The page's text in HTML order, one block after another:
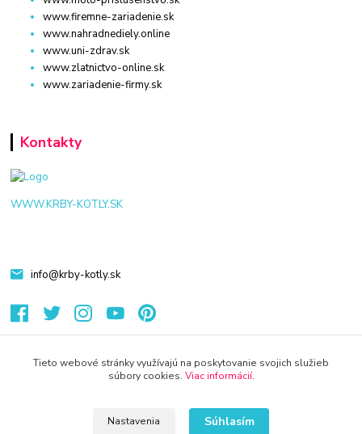
www.firemne-zariadenie.sk
www.nahradnediely.online
www.uni-zdrav.sk
www.zlatnictvo-online.sk
www.zariadenie-firmy.sk
Kontakty
WWW.KRBY-KOTLY.SK
info@krby-kotly.sk
Eshop-rychlo.sk
Tieto webové stránky využívajú na poskytovanie svojich služieb
súbory cookies. Viac informácií.
Nastavenia Súhlasím